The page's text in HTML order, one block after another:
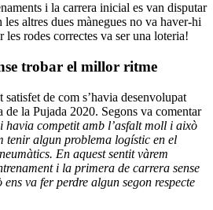
i la carrera inicial es van disputar
altres dues mànegues no va haver-hi
les rodes correctes va ser una loteria!
trobar el millor ritme
de com s’havia desenvolupat
la Pujada 2020. Segons va comentar
havia competit amb l’asfalt moll i això
tenir algun problema logístic en el
En aquest sentit vàrem
i la primera de carrera sense
va fer perdre algun segon respecte